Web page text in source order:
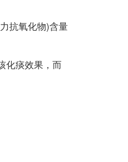
抗氧化物)含量
化痰效果，而